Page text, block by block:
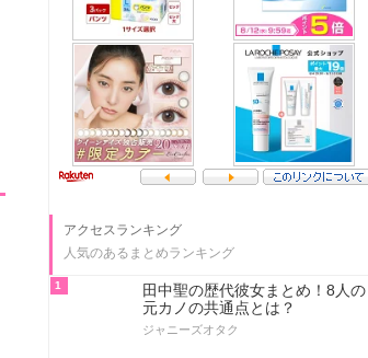
アクセスランキング
人気のあるまとめランキング
1
田中聖の歴代彼女まとめ！8人の
元カノの共通点とは？
ジャニーズオタク